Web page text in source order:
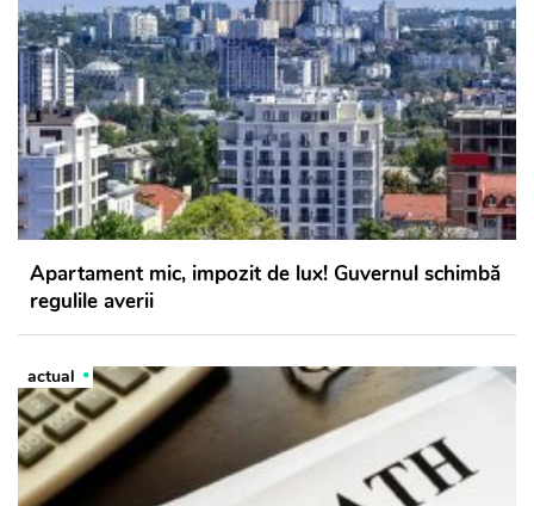
Apartament mic, impozit de lux! Guvernul schimbă
regulile averii
actual